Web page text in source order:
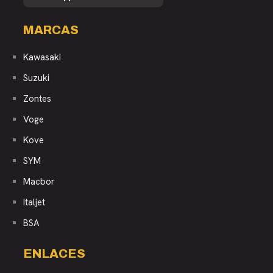
MARCAS
Kawasaki
Suzuki
Zontes
Voge
Kove
SYM
Macbor
Italjet
BSA
ENLACES